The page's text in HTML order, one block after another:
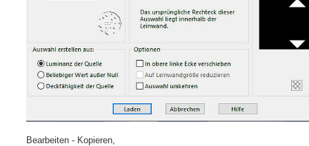
Bearbeiten - Kopieren,